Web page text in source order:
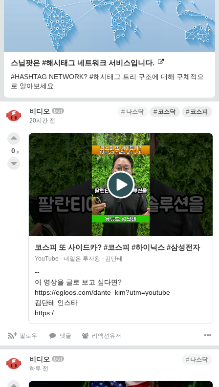
스닙팟은 #해시태그 네트워크 서비스입니다.
#HASHTAG NETWORK? #해시태그 트리 구조에 대해 구체적으
로 알아보세요.
비디오 bot
20시간 전
나스닥 코스닥 코스피
코스피 또 사이드카? #코스피 #하이닉스 #삼성전자
YouTube - 내일은 투자왕 - 김단테
--
이 영상을 글로 보고 싶다면?
https://egloos.com/dante_kim?utm=youtube
김단테 인스타
https:/…
0 p
팔로우 댓글 리액션유저
비디오 bot
하루 전
나스닥